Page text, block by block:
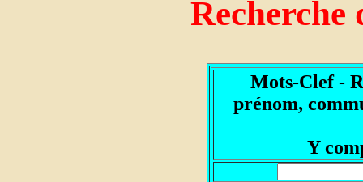
Recherche
Mots-Clef -
prénom,
Y